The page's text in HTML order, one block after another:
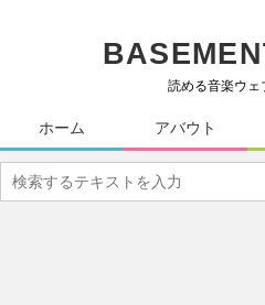
読める音楽ウェ
ホーム アバウト